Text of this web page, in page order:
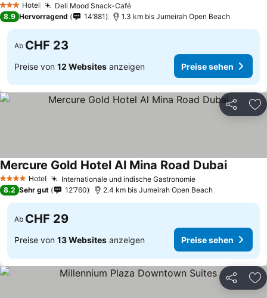
3 SterneHotel Deli Mood Snack-Café
8.9 Hervorragend 14’881 1.3 km bis Jumeirah Open Beach
Ab CHF 23
Preise von 12 Websites anzeigen Preise sehen
Teilen
4 Sterne Hotel Internationale und indische Gastronomie
Mercure Gold Hotel Al Mina Road Dubai
8.2 Sehr gut 12’760 2.4 km bis Jumeirah Open Beach
Ab CHF 29
Preise von 13 Websites anzeigen Preise sehen
Teilen